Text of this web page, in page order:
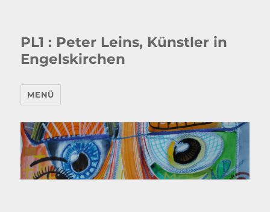
PL1 : Peter Leins, Künstler in
Engelskirchen
MENÜ